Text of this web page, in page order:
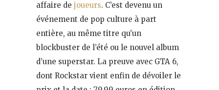
affaire de joueurs. C’est devenu un
événement de pop culture à part
entière, au même titre qu’un
blockbuster de l’été ou le nouvel album
d’une superstar. La preuve avec GTA 6,
dont Rockstar vient enfin de dévoiler le